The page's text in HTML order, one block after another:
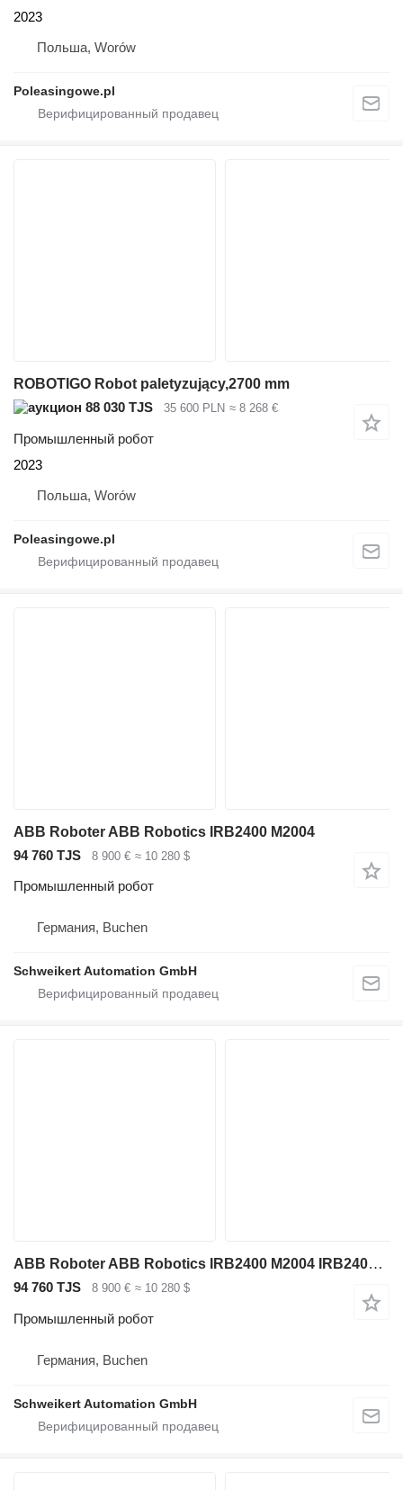
2023
Польша, Worów
Poleasingowe.pl
ROBOTIGO Robot paletyzujący,2700 mm
88 030 TJS
35 600 PLN ≈ 8 268 €
Промышленный робот
2023
Польша, Worów
Poleasingowe.pl
ABB Roboter ABB Robotics IRB2400 M2004
94 760 TJS
8 900 € ≈ 10 280 $
Промышленный робот
Германия, Buchen
Schweikert Automation GmbH
ABB Roboter ABB Robotics IRB2400 M2004 IRB2400L Typ B
94 760 TJS 8 900 € ≈ 10 280 $
Промышленный робот
Германия, Buchen
Schweikert Automation GmbH